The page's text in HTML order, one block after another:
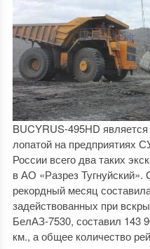
BUCYRUS-495HD
лопатой на предприятиях
России всего два таких
в АО «Разрез Тугнуйский».
рекордный месяц
задействованных при
БелАЗ-7530, составил 143
км., а общее количество